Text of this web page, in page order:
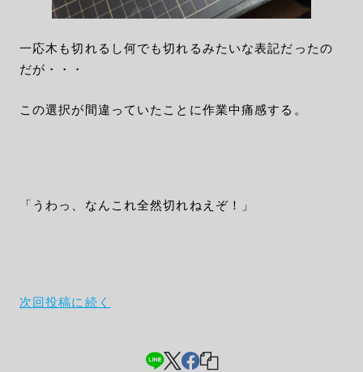
一応木も切れるし何でも切れるみたいな表記だったの
だが・・・
この選択が間違っていたことに作業中痛感する。
「うわっ、なんこれ全然切れねえぞ！」
次回投稿に続く